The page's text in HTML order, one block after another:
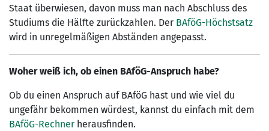
Staat überwiesen, davon muss man nach Abschluss des
Studiums die Hälfte zurückzahlen. Der BAföG-Höchstsatz
wird in unregelmäßigen Abständen angepasst.
Woher weiß ich, ob einen BAföG-Anspruch habe?
Ob du einen Anspruch auf BAföG hast und wie viel du
ungefähr bekommen würdest, kannst du einfach mit dem
BAföG-Rechner herausfinden.